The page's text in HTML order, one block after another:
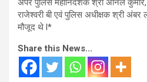
अपर पुलिस महानिदेशक श्री अनिल कुमार,
राजेश्वरी बी एवं पुलिस अधीक्षक श्री
मौजूद थे l*
Share this News...